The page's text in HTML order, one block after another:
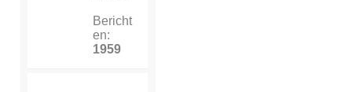
Bericht
en:
1959